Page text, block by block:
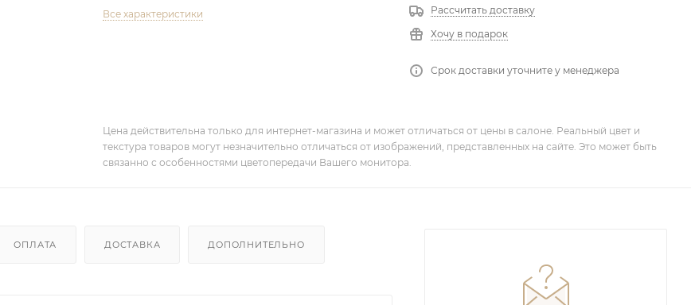
Все характеристики
Рассчитать доставку
Хочу в подарок
Срок доставки уточните у менеджера
Цена действительна только для интернет-магазина и может отличаться от цены в салоне. Реальный цвет и
текстура товаров могут незначительно отличаться от изображений, представленных на сайте. Это может быть
связанно с особенностями цветопередачи Вашего монитора.
ОПЛАТА ДОСТАВКА ДОПОЛНИТЕЛЬНО